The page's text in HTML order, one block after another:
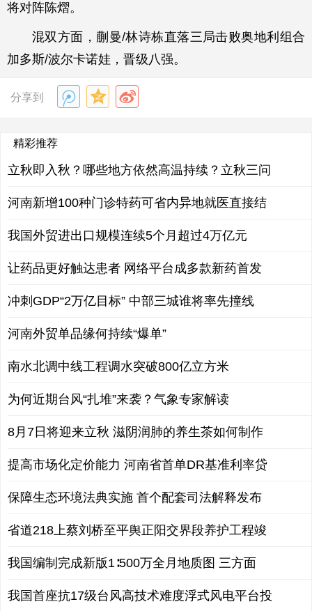
将对阵陈熠。
混双方面，蒯曼/林诗栋直落三局击败奥地利组合
加多斯/波尔卡诺娃，晋级八强。
分享到
精彩推荐
立秋即入秋？哪些地方依然高温持续？立秋三问
河南新增100种门诊特药可省内异地就医直接结
我国外贸进出口规模连续5个月超过4万亿元
让药品更好触达患者 网络平台成多款新药首发
冲刺GDP“2万亿目标” 中部三城谁将率先撞线
河南外贸单品缘何持续“爆单”
南水北调中线工程调水突破800亿立方米
为何近期台风“扎堆”来袭？气象专家解读
8月7日将迎来立秋 滋阴润肺的养生茶如何制作
提高市场化定价能力 河南省首单DR基准利率贷
保障生态环境法典实施 首个配套司法解释发布
省道218上蔡刘桥至平舆正阳交界段养护工程竣
我国编制完成新版1∶500万全月地质图 三方面
我国首座抗17级台风高技术难度浮式风电平台投